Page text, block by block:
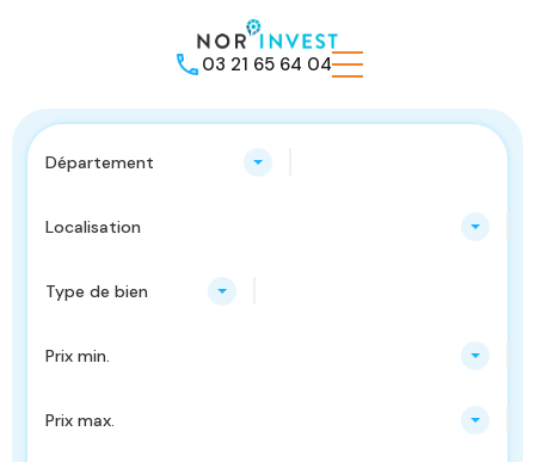
03 21 65 64 04
Département
Localisation
Type de bien
Prix min.
Prix max.